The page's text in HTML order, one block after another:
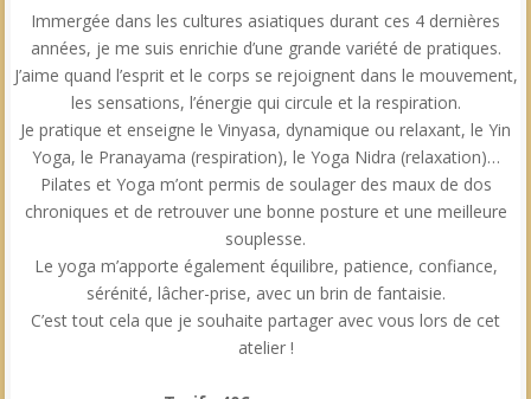
Immergée dans les cultures asiatiques durant ces 4 dernières
années, je me suis enrichie d’une grande variété de pratiques.
J’aime quand l’esprit et le corps se rejoignent dans le mouvement,
les sensations, l’énergie qui circule et la respiration.
Je pratique et enseigne le Vinyasa, dynamique ou relaxant, le Yin
Yoga, le Pranayama (respiration), le Yoga Nidra (relaxation)…
Pilates et Yoga m’ont permis de soulager des maux de dos
chroniques et de retrouver une bonne posture et une meilleure
souplesse.
Le yoga m’apporte également équilibre, patience, confiance,
sérénité, lâcher-prise, avec un brin de fantaisie.
C’est tout cela que je souhaite partager avec vous lors de cet
atelier !